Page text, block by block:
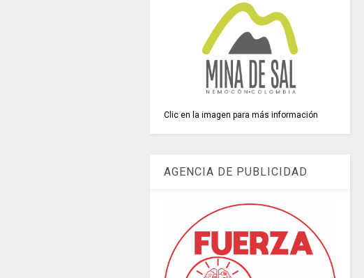
Clic en la imagen para más información
AGENCIA DE PUBLICIDAD